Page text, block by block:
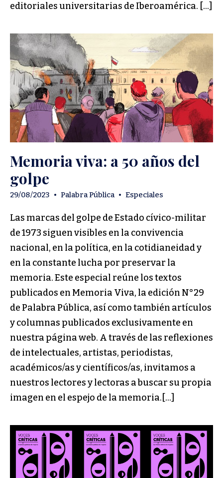
editoriales universitarias de Iberoamérica. […]
Memoria viva: a 50 años del
golpe
29/08/2023 • Palabra Pública • Especiales
Las marcas del golpe de Estado cívico-militar
de 1973 siguen visibles en la convivencia
nacional, en la política, en la cotidianeidad y
en la constante lucha por preservar la
memoria. Este especial reúne los textos
publicados en Memoria Viva, la edición N°29
de Palabra Pública, así como también artículos
y columnas publicados exclusivamente en
nuestra página web. A través de las reflexiones
de intelectuales, artistas, periodistas,
académicos/as y científicos/as, invitamos a
nuestros lectores y lectoras a buscar su propia
imagen en el espejo de la memoria.[…]